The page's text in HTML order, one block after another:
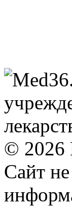
© 2026
Сайт не